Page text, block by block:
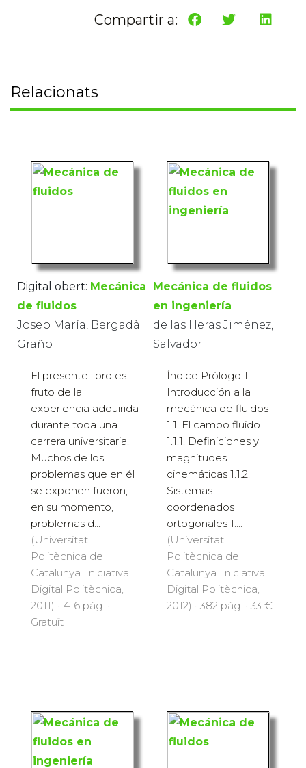
Compartir a:
Relacionats
Digital obert: Mecánica
de fluidos
Josep María, Bergadà
Graño
El presente libro es
fruto de la
experiencia adquirida
durante toda una
carrera universitaria.
Muchos de los
problemas que en él
se exponen fueron,
en su momento,
problemas d...
(Universitat
Politècnica de
Catalunya. Iniciativa
Digital Politècnica,
2011) · 416 pàg. ·
Gratuït
Mecánica de fluidos
en ingeniería
de las Heras Jiménez,
Salvador
Índice Prólogo 1.
Introducción a la
mecánica de fluidos
1.1. El campo fluido
1.1.1. Definiciones y
magnitudes
cinemáticas 1.1.2.
Sistemas
coordenados
ortogonales 1....
(Universitat
Politècnica de
Catalunya. Iniciativa
Digital Politècnica,
2012) · 382 pàg. · 33 €